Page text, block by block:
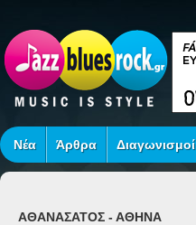
Νέα Άρθρα Διαγωνισμοί
ΑΘΑΝΑΣΑΤΟΣ - ΑΘΗΝΑ